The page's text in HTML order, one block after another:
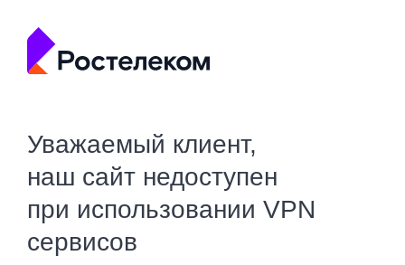
Уважаемый клиент,
наш сайт недоступен
при использовании VPN
сервисов